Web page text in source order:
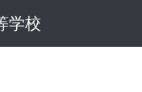
学校